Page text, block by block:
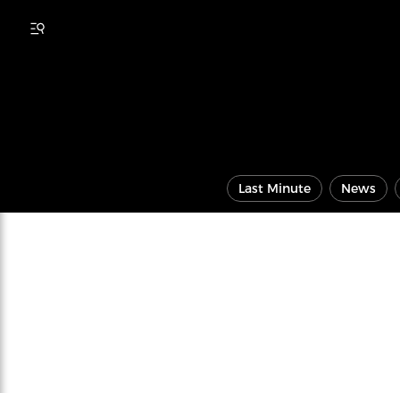
Last Minute News